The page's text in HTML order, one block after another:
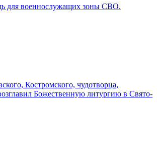
для военнослужащих зоны СВО.
Костромского, чудотворца,
Божественную литургию в Свято-